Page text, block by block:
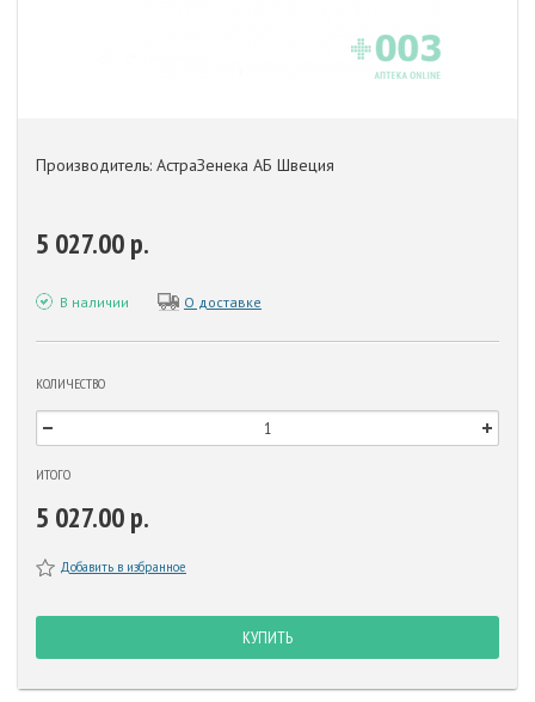
Производитель: АстраЗенека АБ Швеция
5 027.00 р.
В наличии О доставке
КОЛИЧЕСТВО
ИТОГО
5 027.00 р.
Добавить в избранное
КУПИТЬ